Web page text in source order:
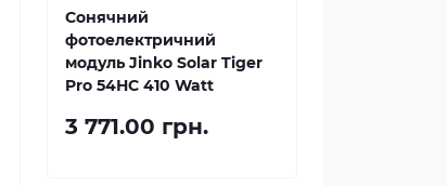
Сонячний
фотоелектричний
модуль Jinko Solar Tiger
Pro 54НС 410 Watt
3 771.00 грн.